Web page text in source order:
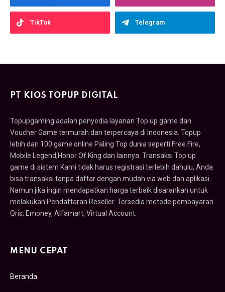
TikTok Telegram
PT KIOS TOPUP DIGITAL
Topupgaming adalah penyedia layanan Top up game dan
Voucher Game termurah dan terpercaya di Indonesia. Topup
lebih dari 100 game online Paling Top dunia seperti Free Fire,
Mobile Legend,Honor Of King dan lainnya. Transaksi Top up
game di sistem Kami tidak harus registrasi terlebih dahulu, Anda
bisa transaksi tanpa daftar dengan mudah via web dan aplikasi.
Namun jika ingin mendapatkan harga terbaik disarankan untuk
melakukan Pendaftaran Reseller. Tersedia metode pembayaran
Qris, Emoney, Alfamart, Virtual Account.
MENU CEPAT
Beranda